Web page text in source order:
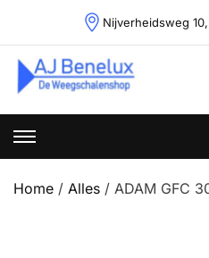
content
Nijverheidsweg
Weegschalenshop |
Weegoplossingen
Home / Alles / ADAM GFC